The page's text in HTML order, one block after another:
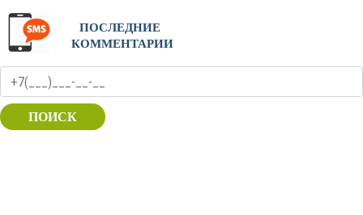
ПОСЛЕДНИЕ
КОММЕНТАРИИ
ПОИСК